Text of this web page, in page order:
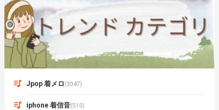
Jpop 着メロ (3047)
iphone 着信音(510)